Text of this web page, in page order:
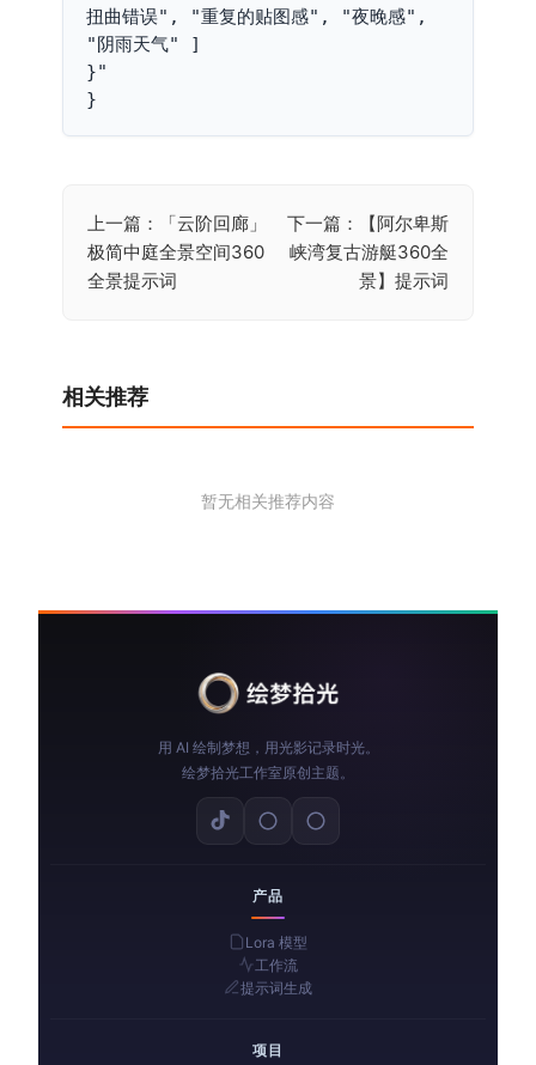
扭曲错误", "重复的贴图感", "夜晚感",
"阴雨天气" ]
}"
}
文
章
上一篇：「云阶回廊」
极简中庭全景空间360
全景提示词
下一篇：【阿尔卑斯
峡湾复古游艇360全
景】提示词
相关推荐
暂无相关推荐内容
用 AI 绘制梦想，用光影记录时光。
绘梦拾光工作室原创主题。
产品
Lora 模型
工作流
提示词生成
项目